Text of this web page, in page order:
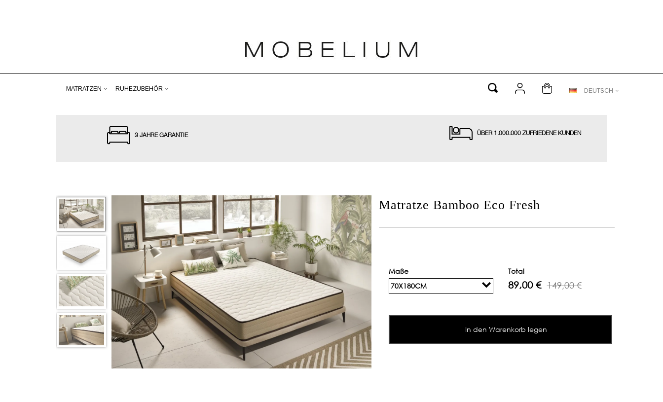
MATRATZEN RUHEZUBEHÖR DEUTSCH
3 JAHRE GARANTIE ÜBER 1.000.000 ZUFRIEDENE KUNDEN
Matratze Bamboo Eco Fresh
Maße
70X180CM
Total
89,00 € 149,00 €
In den Warenkorb legen